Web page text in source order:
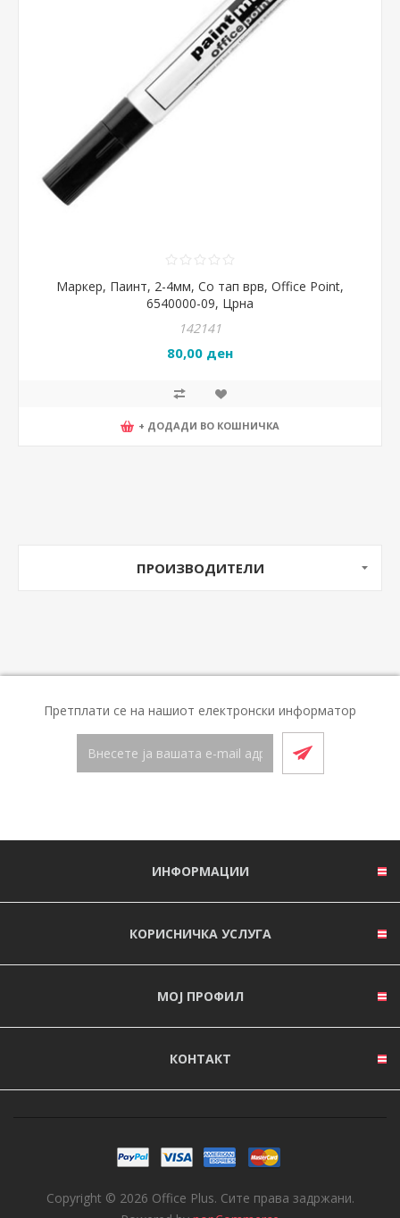
Маркер, Паинт, 2-4мм, Со тап врв, Office Point,
6540000-09, Црна
142141
80,00 ден
+ ДОДАДИ ВО КОШНИЧКА
ПРОИЗВОДИТЕЛИ
Претплати се на нашиот електронски информатор
ИНФОРМАЦИИ
КОРИСНИЧКА УСЛУГА
МОЈ ПРОФИЛ
КОНТАКТ
Copyright © 2026 Office Plus. Сите права задржани.